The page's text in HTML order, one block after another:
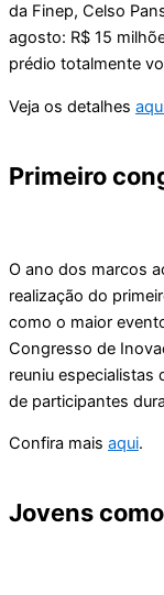
da Finep, Celso
agosto: R$ 15
prédio totalmente
Veja os detalhes
Primeiro
O ano dos marcos
realização do
como o maior
Congresso de
reuniu especialistas
de participantes
Confira mais aqui.
Jovens